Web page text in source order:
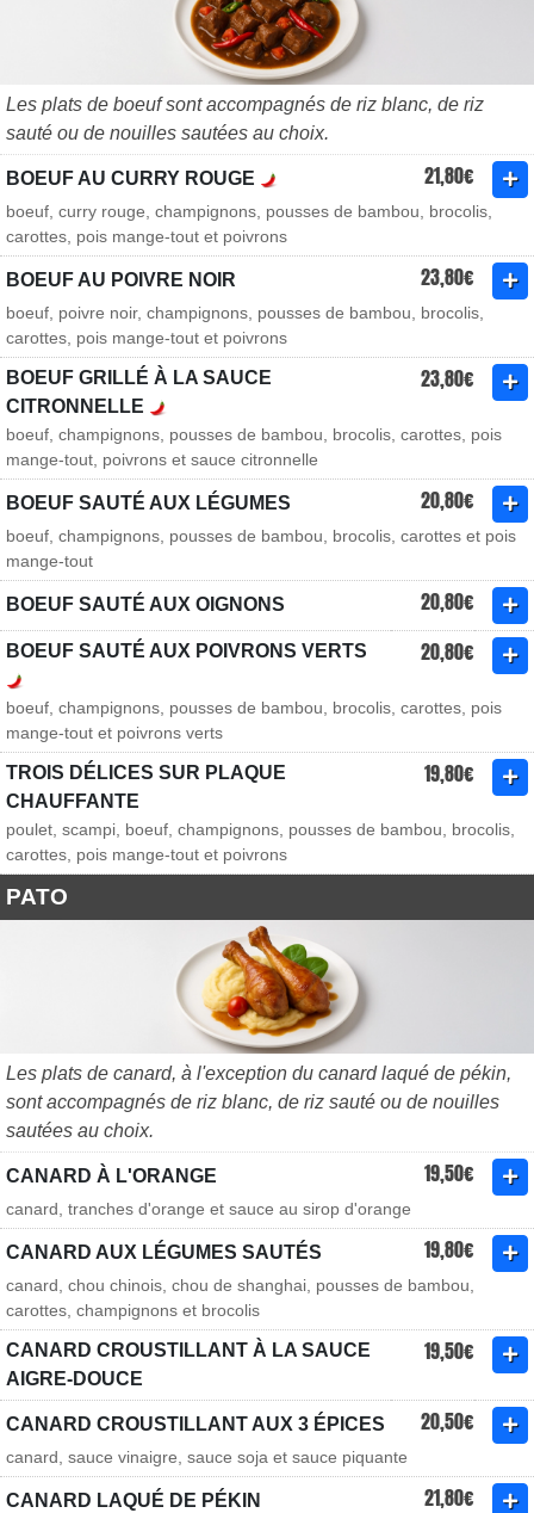
Les plats de boeuf sont accompagnés de riz blanc, de riz
sauté ou de nouilles sautées au choix.
BOEUF AU CURRY ROUGE 21,80€
boeuf, curry rouge, champignons, pousses de bambou, brocolis,
carottes, pois mange-tout et poivrons
BOEUF AU POIVRE NOIR 23,80€
boeuf, poivre noir, champignons, pousses de bambou, brocolis,
carottes, pois mange-tout et poivrons
BOEUF GRILLÉ À LA SAUCE
CITRONNELLE
23,80€
boeuf, champignons, pousses de bambou, brocolis, carottes, pois
mange-tout, poivrons et sauce citronnelle
BOEUF SAUTÉ AUX LÉGUMES 20,80€
boeuf, champignons, pousses de bambou, brocolis, carottes et pois
mange-tout
BOEUF SAUTÉ AUX OIGNONS 20,80€
BOEUF SAUTÉ AUX POIVRONS VERTS 20,80€
boeuf, champignons, pousses de bambou, brocolis, carottes, pois
mange-tout et poivrons verts
TROIS DÉLICES SUR PLAQUE
CHAUFFANTE
19,80€
poulet, scampi, boeuf, champignons, pousses de bambou, brocolis,
carottes, pois mange-tout et poivrons
PATO
Les plats de canard, à l'exception du canard laqué de pékin,
sont accompagnés de riz blanc, de riz sauté ou de nouilles
sautées au choix.
CANARD À L'ORANGE 19,50€
canard, tranches d'orange et sauce au sirop d'orange
CANARD AUX LÉGUMES SAUTÉS 19,80€
canard, chou chinois, chou de shanghai, pousses de bambou,
carottes, champignons et brocolis
CANARD CROUSTILLANT À LA SAUCE
AIGRE-DOUCE
19,50€
CANARD CROUSTILLANT AUX 3 ÉPICES 20,50€
canard, sauce vinaigre, sauce soja et sauce piquante
CANARD LAQUÉ DE PÉKIN 21,80€